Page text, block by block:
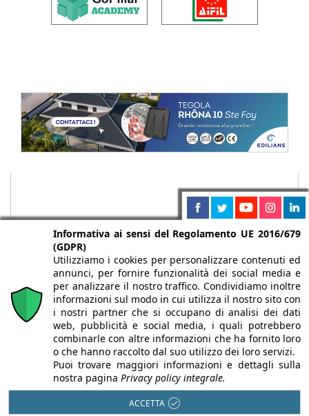
Chi siamo Autori Per la tua pubblicità
Iscriviti alla
newsletter
Informativa ai sensi del Regolamento UE 2016/679
(GDPR)
Utilizziamo i cookies per personalizzare contenuti ed
annunci, per fornire funzionalità dei social media e
per analizzare il nostro traffico. Condividiamo inoltre
informazioni sul modo in cui utilizza il nostro sito con
i nostri partner che si occupano di analisi dei dati
web, pubblicità e social media, i quali potrebbero
combinarle con altre informazioni che ha fornito loro
o che hanno raccolto dal suo utilizzo dei loro servizi.
Puoi trovare maggiori informazioni e dettagli sulla
nostra pagina Privacy policy integrale.
ACCETTA